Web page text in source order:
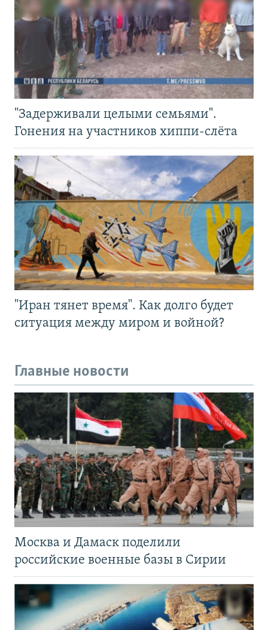
"Задерживали целыми семьями".
Гонения на участников хиппи-слёта
"Иран тянет время". Как долго будет
ситуация между миром и войной?
Главные новости
Москва и Дамаск поделили
российские военные базы в Сирии